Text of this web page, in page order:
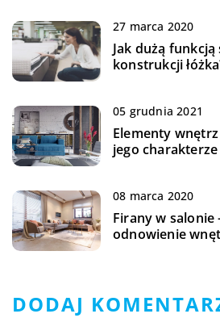
27 marca 2020
Jak dużą funkcją
konstrukcji
05 grudnia 2021
Elementy
jego charakterze
08 marca 2020
Firany w salonie
odnowienie
DODAJ